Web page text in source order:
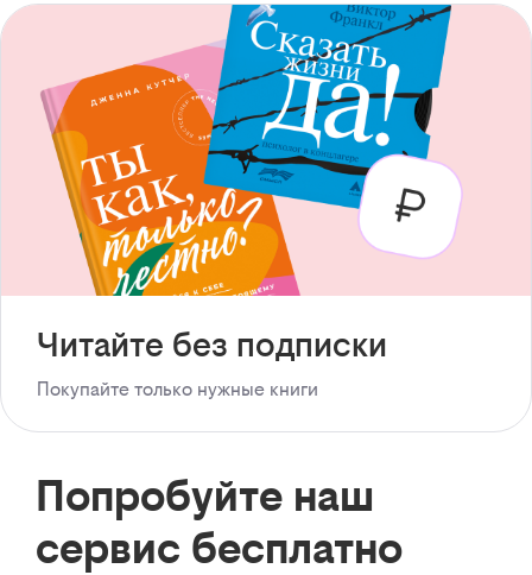
Читайте без подписки
Покупайте только нужные книги
Попробуйте наш
сервис бесплатно